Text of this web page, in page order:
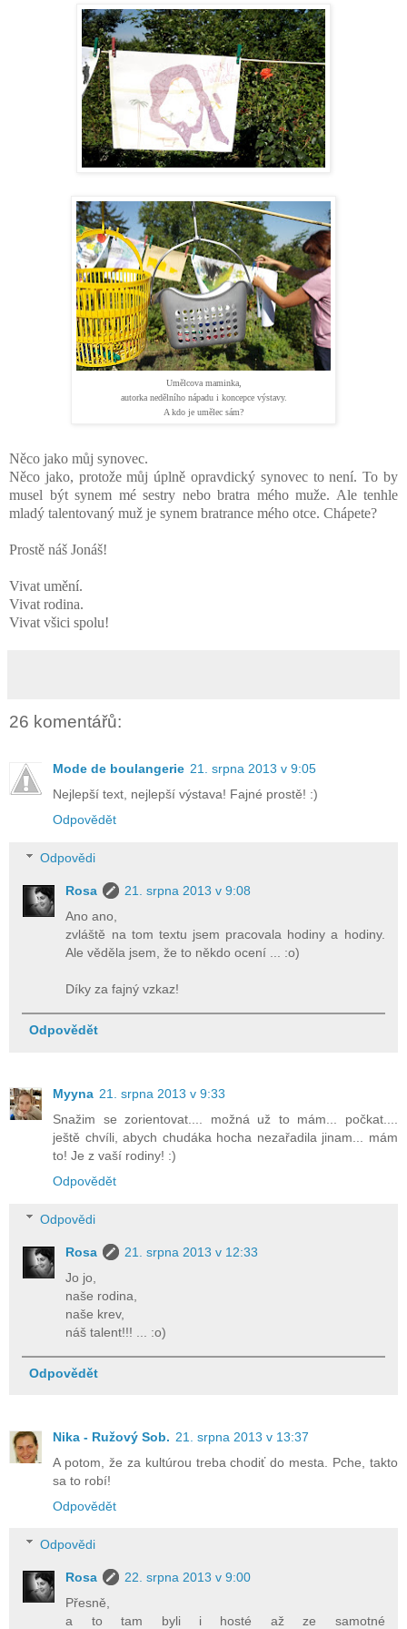
Umělcova maminka,
autorka nedělního nápadu i koncepce výstavy.
A kdo je umělec sám?
Něco jako můj synovec.
Něco jako, protože můj úplně opravdický synovec to není. To by
musel být synem mé sestry nebo bratra mého muže. Ale tenhle
mladý talentovaný muž je synem bratrance mého otce. Chápete?
Prostě náš Jonáš!
Vivat umění.
Vivat rodina.
Vivat všici spolu!
26 komentářů:
Mode de boulangerie 21. srpna 2013 v 9:05
Nejlepší text, nejlepší výstava! Fajné prostě! :)
Odpovědět
Odpovědi
Rosa
21. srpna 2013 v 9:08
Ano ano,
zvláště na tom textu jsem pracovala hodiny a hodiny.
Ale věděla jsem, že to někdo ocení ... :o)
Díky za fajný vzkaz!
Odpovědět
Myyna 21. srpna 2013 v 9:33
Snažim se zorientovat.... možná už to mám... počkat....
ještě chvíli, abych chudáka hocha nezařadila jinam... mám
to! Je z vaší rodiny! :)
Odpovědět
Odpovědi
Rosa
21. srpna 2013 v 12:33
Jo jo,
naše rodina,
naše krev,
náš talent!!! ... :o)
Odpovědět
Nika - Ružový Sob. 21. srpna 2013 v 13:37
A potom, že za kultúrou treba chodiť do mesta. Pche, takto
sa to robí!
Odpovědět
Odpovědi
Rosa
22. srpna 2013 v 9:00
Přesně,
a to tam byli i hosté až ze samotné